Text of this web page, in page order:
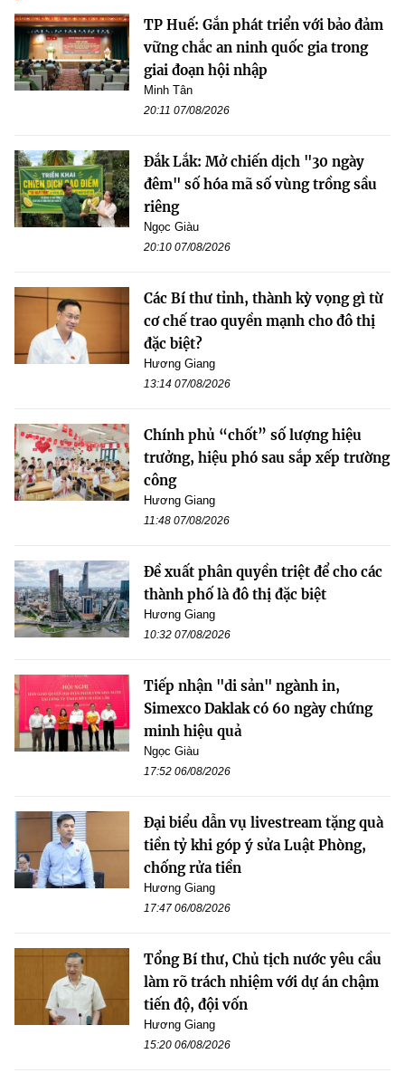
TP Huế: Gắn phát triển với bảo đảm
vững chắc an ninh quốc gia trong
giai đoạn hội nhập
Minh Tân
20:11 07/08/2026
Đắk Lắk: Mở chiến dịch "30 ngày
đêm" số hóa mã số vùng trồng sầu
riêng
Ngọc Giàu
20:10 07/08/2026
Các Bí thư tỉnh, thành kỳ vọng gì từ
cơ chế trao quyền mạnh cho đô thị
đặc biệt?
Hương Giang
13:14 07/08/2026
Chính phủ “chốt” số lượng hiệu
trưởng, hiệu phó sau sắp xếp trường
công
Hương Giang
11:48 07/08/2026
Đề xuất phân quyền triệt để cho các
thành phố là đô thị đặc biệt
Hương Giang
10:32 07/08/2026
Tiếp nhận "di sản" ngành in,
Simexco Daklak có 60 ngày chứng
minh hiệu quả
Ngọc Giàu
17:52 06/08/2026
Đại biểu dẫn vụ livestream tặng quà
tiền tỷ khi góp ý sửa Luật Phòng,
chống rửa tiền
Hương Giang
17:47 06/08/2026
Tổng Bí thư, Chủ tịch nước yêu cầu
làm rõ trách nhiệm với dự án chậm
tiến độ, đội vốn
Hương Giang
15:20 06/08/2026